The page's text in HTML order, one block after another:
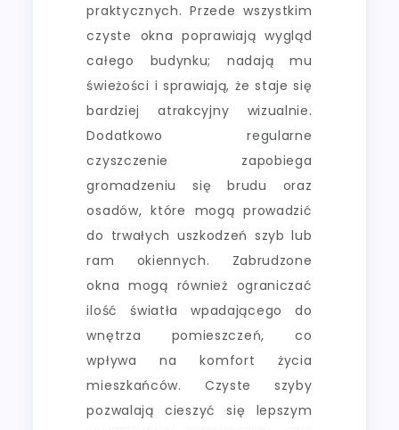
praktycznych. Przede wszystkim
czyste okna poprawiają wygląd
całego budynku; nadają mu
świeżości i sprawiają, że staje się
bardziej atrakcyjny wizualnie.
Dodatkowo regularne
czyszczenie zapobiega
gromadzeniu się brudu oraz
osadów, które mogą prowadzić
do trwałych uszkodzeń szyb lub
ram okiennych. Zabrudzone
okna mogą również ograniczać
ilość światła wpadającego do
wnętrza pomieszczeń, co
wpływa na komfort życia
mieszkańców. Czyste szyby
pozwalają cieszyć się lepszym